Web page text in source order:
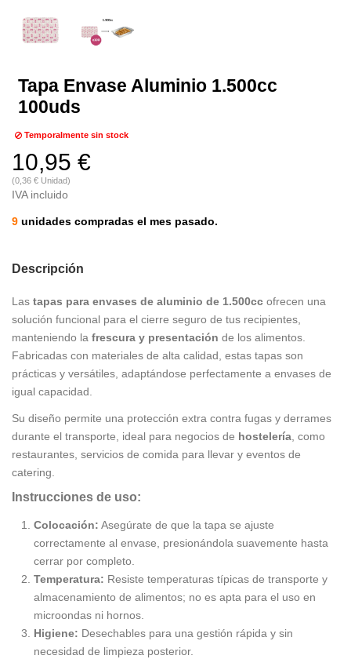
Tapa Envase Aluminio 1.500cc
100uds
Temporalmente sin stock
10,95 €
(0,36 € Unidad)
IVA incluido
9 unidades compradas el mes pasado.
Descripción
Las tapas para envases de aluminio de 1.500cc ofrecen una
solución funcional para el cierre seguro de tus recipientes,
manteniendo la frescura y presentación de los alimentos.
Fabricadas con materiales de alta calidad, estas tapas son
prácticas y versátiles, adaptándose perfectamente a envases de
igual capacidad.
Su diseño permite una protección extra contra fugas y derrames
durante el transporte, ideal para negocios de hostelería , como
restaurantes, servicios de comida para llevar y eventos de
catering.
Instrucciones de uso:
Colocación: Asegúrate de que la tapa se ajuste
correctamente al envase, presionándola suavemente hasta
cerrar por completo.
Temperatura: Resiste temperaturas típicas de transporte y
almacenamiento de alimentos; no es apta para el uso en
microondas ni hornos.
Higiene: Desechables para una gestión rápida y sin
necesidad de limpieza posterior.